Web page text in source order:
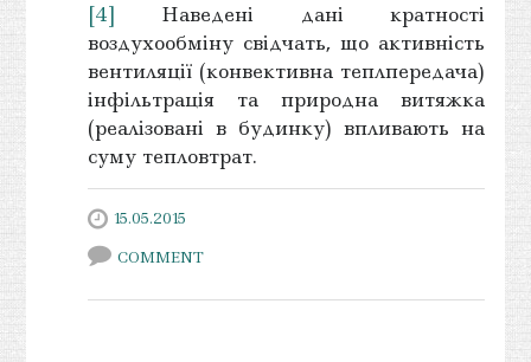
[4] Наведені дані кратності
воздухообміну свідчать, що активність
вентиляції (конвективна теплпередача)
інфільтрація та природна витяжка
(реалізовані в будинку) впливають на
суму тепловтрат.
15.05.2015
COMMENT